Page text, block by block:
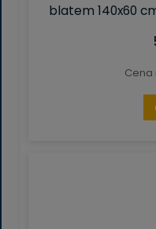
blatem 140x60
Cena